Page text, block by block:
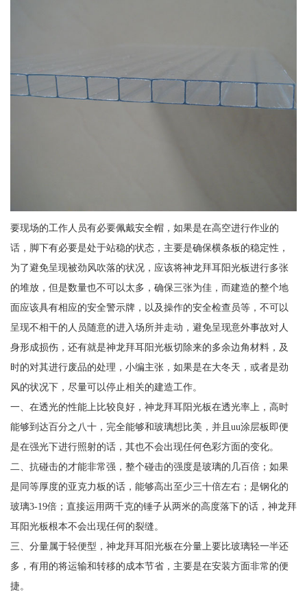
要现场的工作人员有必要佩戴安全帽，如果是在高空进行作业的
话，脚下有必要是处于站稳的状态，主要是确保横条板的稳定性，
为了避免呈现被劲风吹落的状况，应该将神龙拜耳阳光板进行多张
的堆放，但是数量也不可以太多，确保三张为佳，而建造的整个地
面应该具有相应的安全警示牌，以及操作的安全检查员等，不可以
呈现不相干的人员随意的进入场所并走动，避免呈现意外事故对人
身形成损伤，还有就是神龙拜耳阳光板切除来的多余边角材料，及
时的对其进行废品的处理，小编主张，如果是在大冬天，或者是劲
风的状况下，尽量可以停止相关的建造工作。
一、在透光的性能上比较良好，神龙拜耳阳光板在透光率上，高时
能够到达百分之八十，完全能够和玻璃想比美，并且uu涂层板即便
是在强光下进行照射的话，其也不会出现任何色彩方面的变化。
二、抗碰击的才能非常强，整个碰击的强度是玻璃的几百倍；如果
是同等厚度的亚克力板的话，能够高出至少三十倍左右；是钢化的
玻璃3-19倍；直接运用两千克的锤子从两米的高度落下的话，神龙拜
耳阳光板根本不会出现任何的裂缝。
三、分量属于轻便型，神龙拜耳阳光板在分量上要比玻璃轻一半还
多，有用的将运输和转移的成本节省，主要是在安装方面非常的便
捷。